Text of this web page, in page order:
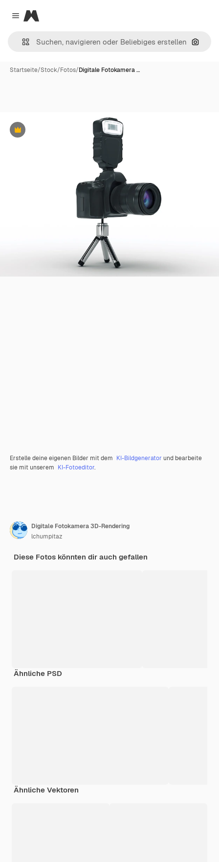
Close menu
Magnific
Nach
Startseite/Stock/Fotos/Digitale Fotokamera …
Premium
Erstelle deine eigenen Bilder mit dem KI-Bildgenerator und bearbeite
sie mit unserem KI-Fotoeditor.
Digitale Fotokamera 3D-Rendering
lchumpitaz
Diese Fotos könnten dir auch gefallen
Ähnliche PSD
Ähnliche Vektoren